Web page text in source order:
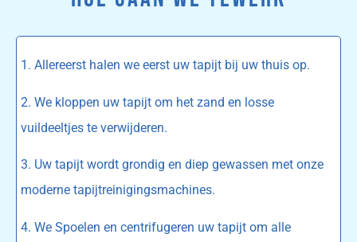
1. Allereerst halen we eerst uw tapijt bij uw thuis op.
2. We kloppen uw tapijt om het zand en losse
vuildeeltjes te verwijderen.
3. Uw tapijt wordt grondig en diep gewassen met onze
moderne tapijtreinigingsmachines.
4. We Spoelen en centrifugeren uw tapijt om alle